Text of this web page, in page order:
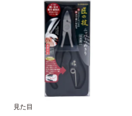
見た目